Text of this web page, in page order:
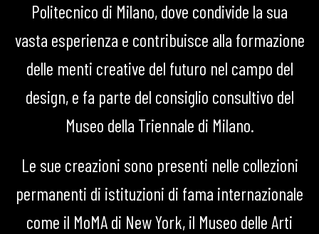
Politecnico di Milano, dove condivide la sua
vasta esperienza e contribuisce alla formazione
delle menti creative del futuro nel campo del
design, e fa parte del consiglio consultivo del
Museo della Triennale di Milano.
Le sue creazioni sono presenti nelle collezioni
permanenti di istituzioni di fama internazionale
come il MoMA di New York, il Museo delle Arti